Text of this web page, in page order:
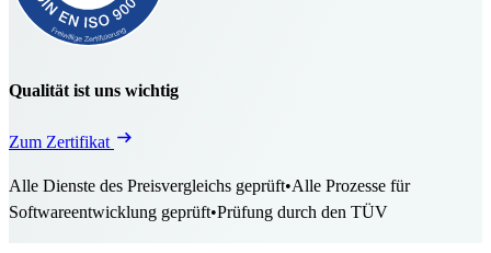
Qualität ist uns wichtig
Zum Zertifikat
Alle Dienste des Preisvergleichs geprüft•Alle Prozesse für
Softwareentwicklung geprüft•Prüfung durch den TÜV